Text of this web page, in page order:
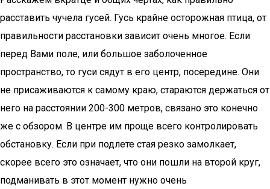
расставить чучела гусей. Гусь крайне осторожная птица, от
правильности расстановки зависит очень многое. Если
перед Вами поле, или большое заболоченное
пространство, то гуси сядут в его центр, посередине. Они
не присаживаются к самому краю, стараются держаться от
него на расстоянии 200-300 метров, связано это конечно
же с обзором. В центре им проще всего контролировать
обстановку. Если при подлете стая резко замолкает,
скорее всего это означает, что они пошли на второй круг,
подманивать в этот момент нужно очень